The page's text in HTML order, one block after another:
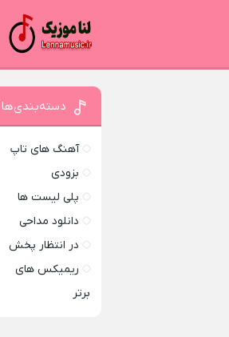
دسته‌بندی‌ها
آهنگ های تاپ
بزودی
پلی لیست ها
دانلود مداحی
در انتظار پخش
ریمیکس های
برتر